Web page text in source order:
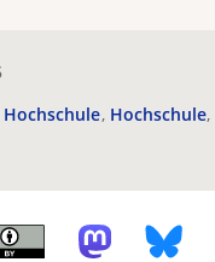
Hochschule Hochschule